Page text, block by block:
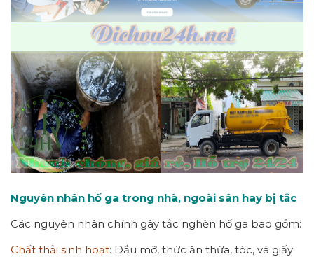
Nguyên nhân hố ga trong nhà, ngoài sân hay bị tắc
Các nguyên nhân chính gây tắc nghẽn hố ga bao gồm:
Chất thải sinh hoạt: Dầu mỡ, thức ăn thừa, tóc, và giấy